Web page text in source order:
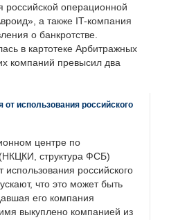
российской операционной
а также IT-компания
о банкротстве.
в картотеке Арбитражных
компаний превысил два
использования российского
центре по
структура ФСБ)
использования российского
что это может быть
его компания
выкуплено компанией из